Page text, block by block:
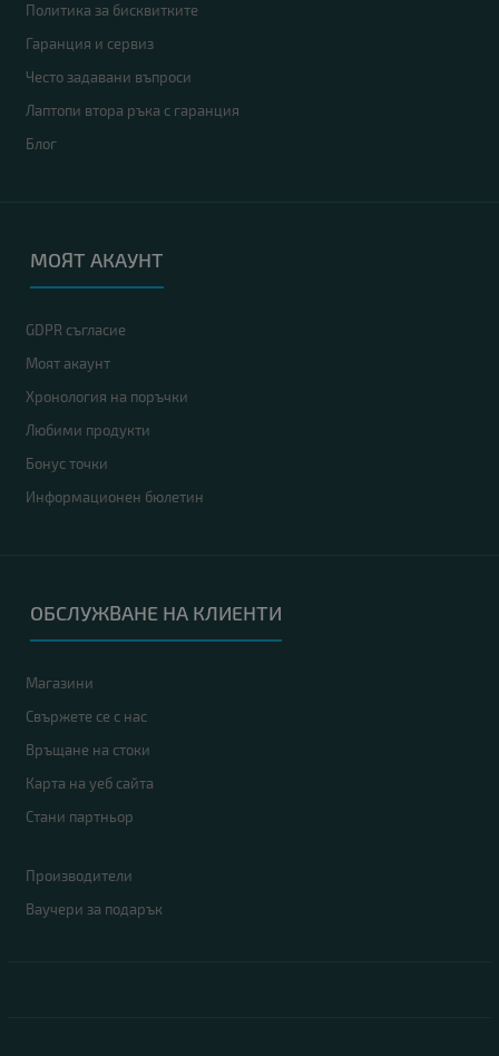
Политика за бисквитките
Гаранция и сервиз
Често задавани въпроси
Лаптопи втора ръка с гаранция
Блог
МОЯТ АКАУНТ
GDPR съгласие
Моят акаунт
Хронология на поръчки
Любими продукти
Бонус точки
Информационен бюлетин
ОБСЛУЖВАНЕ НА КЛИЕНТИ
Магазини
Свържете се с нас
Връщане на стоки
Карта на уеб сайта
Стани партньор
Производители
Ваучери за подарък